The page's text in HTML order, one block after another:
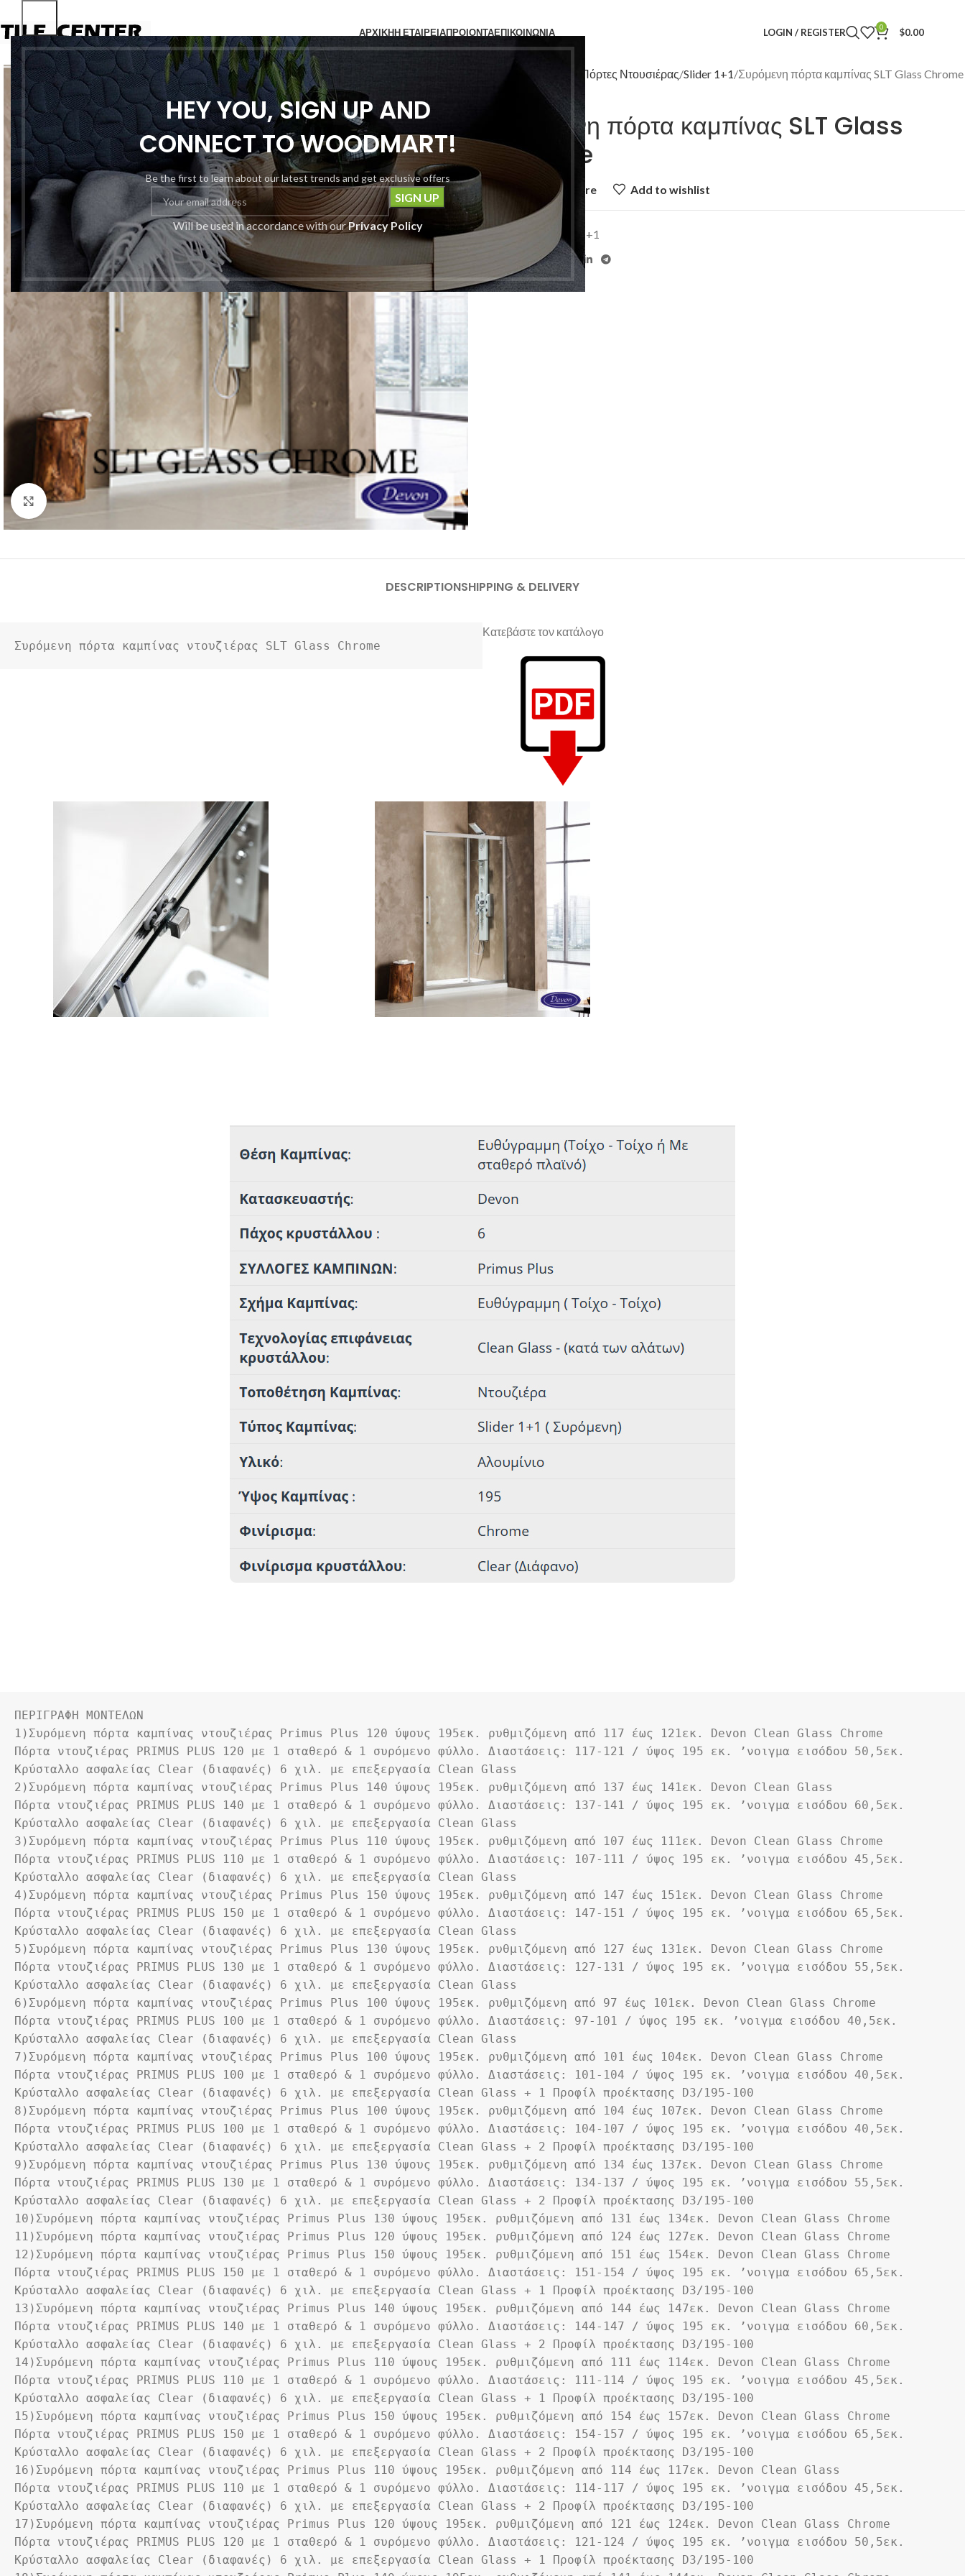
HEY YOU, SIGN UP AND
CONNECT TO WOODMART!
Be the first to learn about our latest trends and get exclusive offers
Will be used in accordance with ourPrivacy Policy
ΑΡΧΙΚΗΗ ΕΤΑΙΡΕΙΑΠΡΟΙΟΝΤΑΕΠΙΚΟΙΝΩΝΙΑ LOGIN / REGISTER 0 $0.00
Click to enlarge
Πόρτες Ντουσιέρας Slider 1+1 Συρόμενη πόρτα καμπίνας SLT Glass Chrome
Συρόμενη πόρτα καμπίνας SLT Glass
Chrome
Add to compare Add to wishlist
Slider 1+1
DESCRIPTIONSHIPPING & DELIVERY
Συρόμενη πόρτα καμπίνας ντουζιέρας SLT Glass Chrome
Κατεβάστε τον κατάλoγο
ΠΕΡΙΓΡΑΦΗ ΜΟΝΤΕΛΩΝ
1)Συρόμενη πόρτα καμπίνας ντουζιέρας Primus Plus 120 ύψους 195εκ. ρυθμιζόμενη από 117 έως 121εκ. Devon Clean Glass Chrome
Πόρτα ντουζιέρας PRIMUS PLUS 120 με 1 σταθερό & 1 συρόμενο φύλλο. Διαστάσεις: 117-121 / ύψος 195 εκ. ʼνοιγμα εισόδου 50,5εκ.
Κρύσταλλο ασφαλείας Clear (διαφανές) 6 χιλ. με επεξεργασία Clean Glass
2)Συρόμενη πόρτα καμπίνας ντουζιέρας Primus Plus 140 ύψους 195εκ. ρυθμιζόμενη από 137 έως 141εκ. Devon Clean Glass
Πόρτα ντουζιέρας PRIMUS PLUS 140 με 1 σταθερό & 1 συρόμενο φύλλο. Διαστάσεις: 137-141 / ύψος 195 εκ. ʼνοιγμα εισόδου 60,5εκ.
Κρύσταλλο ασφαλείας Clear (διαφανές) 6 χιλ. με επεξεργασία Clean Glass
3)Συρόμενη πόρτα καμπίνας ντουζιέρας Primus Plus 110 ύψους 195εκ. ρυθμιζόμενη από 107 έως 111εκ. Devon Clean Glass Chrome
Πόρτα ντουζιέρας PRIMUS PLUS 110 με 1 σταθερό & 1 συρόμενο φύλλο. Διαστάσεις: 107-111 / ύψος 195 εκ. ʼνοιγμα εισόδου 45,5εκ.
Κρύσταλλο ασφαλείας Clear (διαφανές) 6 χιλ. με επεξεργασία Clean Glass
4)Συρόμενη πόρτα καμπίνας ντουζιέρας Primus Plus 150 ύψους 195εκ. ρυθμιζόμενη από 147 έως 151εκ. Devon Clean Glass Chrome
Πόρτα ντουζιέρας PRIMUS PLUS 150 με 1 σταθερό & 1 συρόμενο φύλλο. Διαστάσεις: 147-151 / ύψος 195 εκ. ʼνοιγμα εισόδου 65,5εκ.
Κρύσταλλο ασφαλείας Clear (διαφανές) 6 χιλ. με επεξεργασία Clean Glass
5)Συρόμενη πόρτα καμπίνας ντουζιέρας Primus Plus 130 ύψους 195εκ. ρυθμιζόμενη από 127 έως 131εκ. Devon Clean Glass Chrome
Πόρτα ντουζιέρας PRIMUS PLUS 130 με 1 σταθερό & 1 συρόμενο φύλλο. Διαστάσεις: 127-131 / ύψος 195 εκ. ʼνοιγμα εισόδου 55,5εκ.
Κρύσταλλο ασφαλείας Clear (διαφανές) 6 χιλ. με επεξεργασία Clean Glass
6)Συρόμενη πόρτα καμπίνας ντουζιέρας Primus Plus 100 ύψους 195εκ. ρυθμιζόμενη από 97 έως 101εκ. Devon Clean Glass Chrome
Πόρτα ντουζιέρας PRIMUS PLUS 100 με 1 σταθερό & 1 συρόμενο φύλλο. Διαστάσεις: 97-101 / ύψος 195 εκ. ʼνοιγμα εισόδου 40,5εκ.
Κρύσταλλο ασφαλείας Clear (διαφανές) 6 χιλ. με επεξεργασία Clean Glass
7)Συρόμενη πόρτα καμπίνας ντουζιέρας Primus Plus 100 ύψους 195εκ. ρυθμιζόμενη από 101 έως 104εκ. Devon Clean Glass Chrome
Πόρτα ντουζιέρας PRIMUS PLUS 100 με 1 σταθερό & 1 συρόμενο φύλλο. Διαστάσεις: 101-104 / ύψος 195 εκ. ʼνοιγμα εισόδου 40,5εκ.
Κρύσταλλο ασφαλείας Clear (διαφανές) 6 χιλ. με επεξεργασία Clean Glass + 1 Προφίλ προέκτασης D3/195-100
8)Συρόμενη πόρτα καμπίνας ντουζιέρας Primus Plus 100 ύψους 195εκ. ρυθμιζόμενη από 104 έως 107εκ. Devon Clean Glass Chrome
Πόρτα ντουζιέρας PRIMUS PLUS 100 με 1 σταθερό & 1 συρόμενο φύλλο. Διαστάσεις: 104-107 / ύψος 195 εκ. ʼνοιγμα εισόδου 40,5εκ.
Κρύσταλλο ασφαλείας Clear (διαφανές) 6 χιλ. με επεξεργασία Clean Glass + 2 Προφίλ προέκτασης D3/195-100
9)Συρόμενη πόρτα καμπίνας ντουζιέρας Primus Plus 130 ύψους 195εκ. ρυθμιζόμενη από 134 έως 137εκ. Devon Clean Glass Chrome
Πόρτα ντουζιέρας PRIMUS PLUS 130 με 1 σταθερό & 1 συρόμενο φύλλο. Διαστάσεις: 134-137 / ύψος 195 εκ. ʼνοιγμα εισόδου 55,5εκ.
Κρύσταλλο ασφαλείας Clear (διαφανές) 6 χιλ. με επεξεργασία Clean Glass + 2 Προφίλ προέκτασης D3/195-100
10)Συρόμενη πόρτα καμπίνας ντουζιέρας Primus Plus 130 ύψους 195εκ. ρυθμιζόμενη από 131 έως 134εκ. Devon Clean Glass Chrome
11)Συρόμενη πόρτα καμπίνας ντουζιέρας Primus Plus 120 ύψους 195εκ. ρυθμιζόμενη από 124 έως 127εκ. Devon Clean Glass Chrome
12)Συρόμενη πόρτα καμπίνας ντουζιέρας Primus Plus 150 ύψους 195εκ. ρυθμιζόμενη από 151 έως 154εκ. Devon Clean Glass Chrome
Πόρτα ντουζιέρας PRIMUS PLUS 150 με 1 σταθερό & 1 συρόμενο φύλλο. Διαστάσεις: 151-154 / ύψος 195 εκ. ʼνοιγμα εισόδου 65,5εκ.
Κρύσταλλο ασφαλείας Clear (διαφανές) 6 χιλ. με επεξεργασία Clean Glass + 1 Προφίλ προέκτασης D3/195-100
13)Συρόμενη πόρτα καμπίνας ντουζιέρας Primus Plus 140 ύψους 195εκ. ρυθμιζόμενη από 144 έως 147εκ. Devon Clean Glass Chrome
Πόρτα ντουζιέρας PRIMUS PLUS 140 με 1 σταθερό & 1 συρόμενο φύλλο. Διαστάσεις: 144-147 / ύψος 195 εκ. ʼνοιγμα εισόδου 60,5εκ.
Κρύσταλλο ασφαλείας Clear (διαφανές) 6 χιλ. με επεξεργασία Clean Glass + 2 Προφίλ προέκτασης D3/195-100
14)Συρόμενη πόρτα καμπίνας ντουζιέρας Primus Plus 110 ύψους 195εκ. ρυθμιζόμενη από 111 έως 114εκ. Devon Clean Glass Chrome
Πόρτα ντουζιέρας PRIMUS PLUS 110 με 1 σταθερό & 1 συρόμενο φύλλο. Διαστάσεις: 111-114 / ύψος 195 εκ. ʼνοιγμα εισόδου 45,5εκ.
Κρύσταλλο ασφαλείας Clear (διαφανές) 6 χιλ. με επεξεργασία Clean Glass + 1 Προφίλ προέκτασης D3/195-100
15)Συρόμενη πόρτα καμπίνας ντουζιέρας Primus Plus 150 ύψους 195εκ. ρυθμιζόμενη από 154 έως 157εκ. Devon Clean Glass Chrome
Πόρτα ντουζιέρας PRIMUS PLUS 150 με 1 σταθερό & 1 συρόμενο φύλλο. Διαστάσεις: 154-157 / ύψος 195 εκ. ʼνοιγμα εισόδου 65,5εκ.
Κρύσταλλο ασφαλείας Clear (διαφανές) 6 χιλ. με επεξεργασία Clean Glass + 2 Προφίλ προέκτασης D3/195-100
16)Συρόμενη πόρτα καμπίνας ντουζιέρας Primus Plus 110 ύψους 195εκ. ρυθμιζόμενη από 114 έως 117εκ. Devon Clean Glass
Πόρτα ντουζιέρας PRIMUS PLUS 110 με 1 σταθερό & 1 συρόμενο φύλλο. Διαστάσεις: 114-117 / ύψος 195 εκ. ʼνοιγμα εισόδου 45,5εκ.
Κρύσταλλο ασφαλείας Clear (διαφανές) 6 χιλ. με επεξεργασία Clean Glass + 2 Προφίλ προέκτασης D3/195-100
17)Συρόμενη πόρτα καμπίνας ντουζιέρας Primus Plus 120 ύψους 195εκ. ρυθμιζόμενη από 121 έως 124εκ. Devon Clean Glass Chrome
Πόρτα ντουζιέρας PRIMUS PLUS 120 με 1 σταθερό & 1 συρόμενο φύλλο. Διαστάσεις: 121-124 / ύψος 195 εκ. ʼνοιγμα εισόδου 50,5εκ.
Κρύσταλλο ασφαλείας Clear (διαφανές) 6 χιλ. με επεξεργασία Clean Glass + 1 Προφίλ προέκτασης D3/195-100